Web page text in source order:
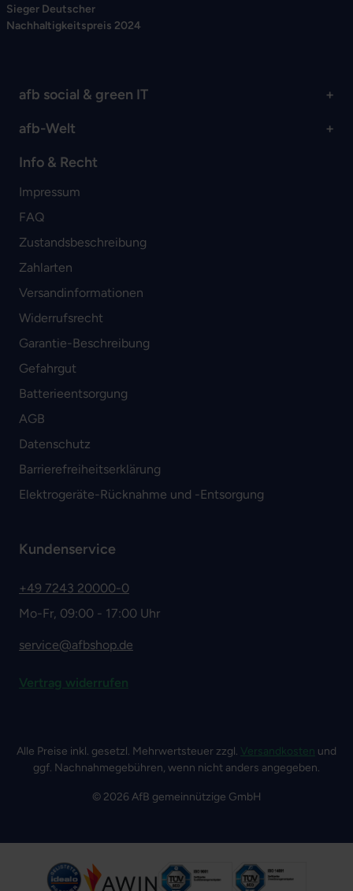
Sieger Deutscher
Nachhaltigkeitspreis 2024
afb social & green IT
afb-Welt
Info & Recht
Impressum
FAQ
Zustandsbeschreibung
Zahlarten
Versandinformationen
Widerrufsrecht
Garantie-Beschreibung
Gefahrgut
Batterieentsorgung
AGB
Datenschutz
Barrierefreiheitserklärung
Elektrogeräte-Rücknahme und -Entsorgung
Kundenservice
+49 7243 20000-0
Mo-Fr, 09:00 - 17:00 Uhr
service@afbshop.de
Vertrag widerrufen
Alle Preise inkl. gesetzl. Mehrwertsteuer zzgl. Versandkosten und
ggf. Nachnahmegebühren, wenn nicht anders angegeben.
© 2026 AfB gemeinnützige GmbH